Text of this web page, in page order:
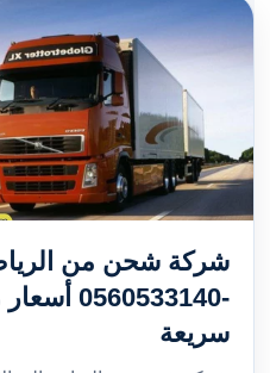
شركة شحن من
-
سريعة